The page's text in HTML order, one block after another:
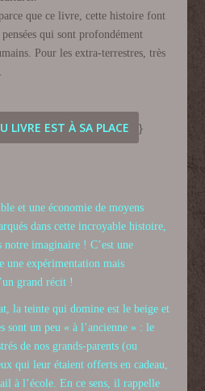
que ce livre, cette histoire font
qui sont profondément
Pour les extra-terrestres, très
LIVRE EST À SA PLACE
}
et une économie de moyens
dans cette incroyable histoire,
notre imaginaire !C’est une
une expérimentation mais
grand récit !
la teinte qui domine est le beige et
sont un peu « à l’ancienne » : le
de nos grands-parents (ou
qui leur étaient offerts en cadeau,
à l’école. En ce sens, il rappelle